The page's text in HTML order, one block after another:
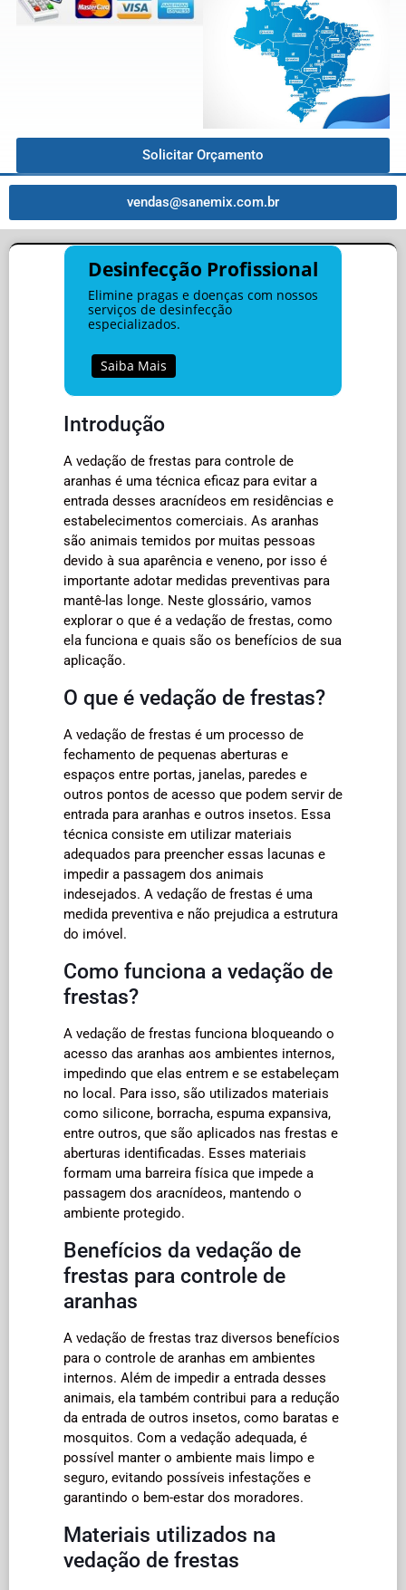
Solicitar Orçamento
vendas@sanemix.com.br
Desinfecção Profissional
Elimine pragas e doenças com nossos
serviços de desinfecção
especializados.
Saiba Mais
Introdução
A vedação de frestas para controle de
aranhas é uma técnica eficaz para evitar a
entrada desses aracnídeos em residências e
estabelecimentos comerciais. As aranhas
são animais temidos por muitas pessoas
devido à sua aparência e veneno, por isso é
importante adotar medidas preventivas para
mantê-las longe. Neste glossário, vamos
explorar o que é a vedação de frestas, como
ela funciona e quais são os benefícios de sua
aplicação.
O que é vedação de frestas?
A vedação de frestas é um processo de
fechamento de pequenas aberturas e
espaços entre portas, janelas, paredes e
outros pontos de acesso que podem servir de
entrada para aranhas e outros insetos. Essa
técnica consiste em utilizar materiais
adequados para preencher essas lacunas e
impedir a passagem dos animais
indesejados. A vedação de frestas é uma
medida preventiva e não prejudica a estrutura
do imóvel.
Como funciona a vedação de
frestas?
A vedação de frestas funciona bloqueando o
acesso das aranhas aos ambientes internos,
impedindo que elas entrem e se estabeleçam
no local. Para isso, são utilizados materiais
como silicone, borracha, espuma expansiva,
entre outros, que são aplicados nas frestas e
aberturas identificadas. Esses materiais
formam uma barreira física que impede a
passagem dos aracnídeos, mantendo o
ambiente protegido.
Benefícios da vedação de
frestas para controle de
aranhas
A vedação de frestas traz diversos benefícios
para o controle de aranhas em ambientes
internos. Além de impedir a entrada desses
animais, ela também contribui para a redução
da entrada de outros insetos, como baratas e
mosquitos. Com a vedação adequada, é
possível manter o ambiente mais limpo e
seguro, evitando possíveis infestações e
garantindo o bem-estar dos moradores.
Materiais utilizados na
vedação de frestas